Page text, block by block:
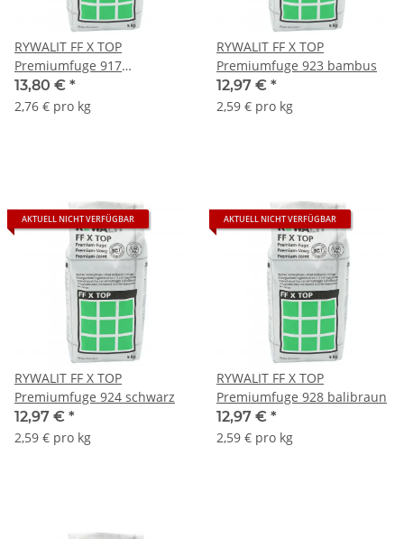
RYWALIT FF X TOP
Premiumfuge 917
betongrau
13,80 € *
2,76 € pro kg
RYWALIT FF X TOP
Premiumfuge 923 bambus
12,97 € *
2,59 € pro kg
AKTUELL NICHT VERFÜGBAR
RYWALIT FF X TOP
Premiumfuge 924 schwarz
12,97 € *
2,59 € pro kg
AKTUELL NICHT VERFÜGBAR
RYWALIT FF X TOP
Premiumfuge 928 balibraun
12,97 € *
2,59 € pro kg